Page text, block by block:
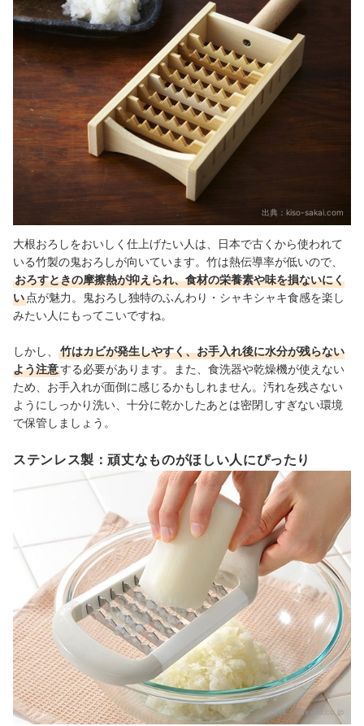
出典： kiso-sakai.com
大根おろしをおいしく仕上げたい人は、日本で古くから使われて
いる竹製の鬼おろしが向いています。竹は熱伝導率が低いので、
おろすときの摩擦熱が抑えられ、食材の栄養素や味を損ないにく
い 点が魅力。鬼おろし独特のふんわり・シャキシャキ食感を楽し
みたい人にもってこいですね。
しかし、
竹はカビが発生しやすく、お手入れ後に水分が残らない
よう注意する必要があります。また、食洗器や乾燥機が使えない
ため、お手入れが面倒に感じるかもしれません。汚れを残さない
ようにしっかり洗い、十分に乾かしたあとは密閉しすぎない環境
で保管しましょう。
ステンレス製：頑丈なものがほしい人にぴったり
出典： aux-ltd.co.jp